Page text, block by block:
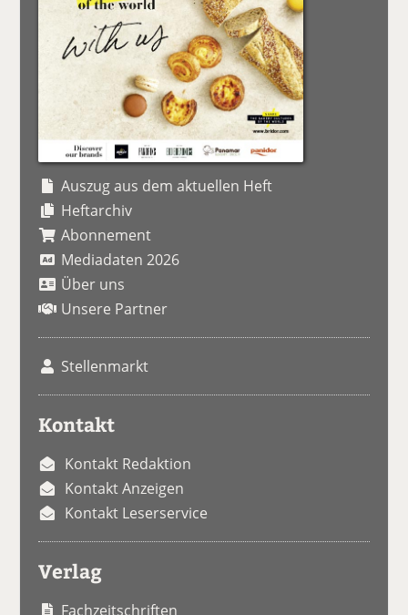
Auszug aus dem aktuellen Heft
Heftarchiv
Abonnement
Mediadaten 2026
Über uns
Unsere Partner
Stellenmarkt
Kontakt
Kontakt Redaktion
Kontakt Anzeigen
Kontakt Leserservice
Verlag
Fachzeitschriften